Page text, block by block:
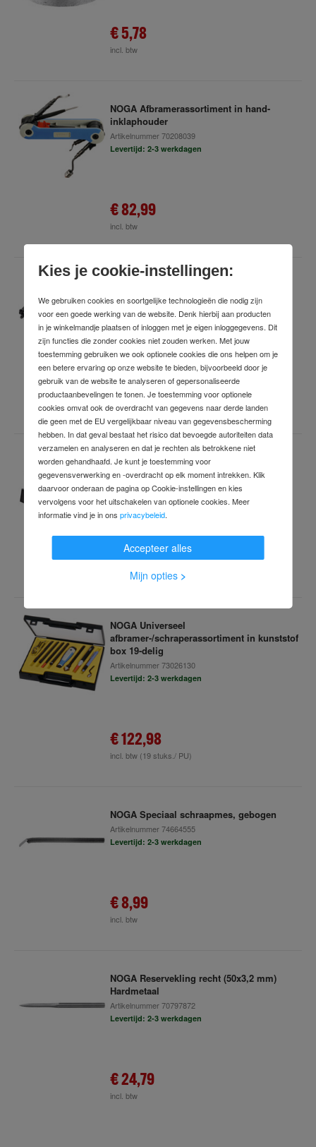
€ 5,78
incl. btw
NOGA Afbramerassortiment in hand-
inklaphouder
Artikelnummer70208039
Levertijd: 2-3 werkdagen
€ 82,99
incl. btw
snijschijven
Artikelnummer67521022
Levertijd: 2-3 werkdagen
€ 31,48
NOGA Opname voor meetstatief, Type: K1
Artikelnummer67258874
Levertijd: 2-3 werkdagen
€ 35,49
NOGA Universeel
afbramer-/schraperassortiment in kunststof
box 19-delig
Artikelnummer73026130
Levertijd: 2-3 werkdagen
€ 122,98
incl. btw (19 stuks./ PU)
NOGA Speciaal schraapmes, gebogen
Artikelnummer74664555
Levertijd: 2-3 werkdagen
€ 8,99
incl. btw
NOGA Reservekling recht (50x3,2 mm)
Hardmetaal
Artikelnummer70797872
Levertijd: 2-3 werkdagen
€ 24,79
incl. btw
Kies je cookie-instellingen:
We gebruiken cookies en soortgelijke technologieën die nodig zijn
voor een goede werking van de website. Denk hierbij aan producten
in je winkelmandje plaatsen of inloggen met je eigen inloggegevens. Dit
zijn functies die zonder cookies niet zouden werken. Met jouw
toestemming gebruiken we ook optionele cookies die ons helpen om je
een betere ervaring op onze website te bieden, bijvoorbeeld door je
gebruik van de website te analyseren of gepersonaliseerde
productaanbevelingen te tonen. Je toestemming voor optionele
cookies omvat ook de overdracht van gegevens naar derde landen
die geen met de EU vergelijkbaar niveau van gegevensbescherming
hebben. In dat geval bestaat het risico dat bevoegde autoriteiten data
verzamelen en analyseren en dat je rechten als betrokkene niet
worden gehandhaafd. Je kunt je toestemming voor
gegevensverwerking en -overdracht op elk moment intrekken. Klik
daarvoor onderaan de pagina op Cookie-instellingen en kies
vervolgens voor het uitschakelen van optionele cookies. Meer
informatie vind je in ons privacybeleid.
Accepteer alles
Mijn opties >